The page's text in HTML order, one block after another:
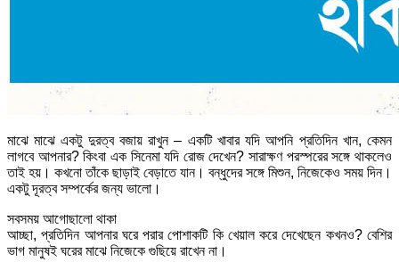
মাঝে মাঝে একটু দুরত্ব বজায় রাখুন – একটি খাবার যদি আপনি প্রতিদিন খান, কেমন
লাগবে আপনার? কিংবা এক সিনেমা যদি রোজ দেখেন? সারাক্ষণ পরস্পরের সঙ্গে থাকলেও
তাই হয়। কখনো তাঁকে ছাড়াই বেড়াতে যান। বন্ধুদের সঙ্গে মিশুন, নিজেকেও সময় দিন।
একটু দূরত্ব সম্পর্কের জন্য ভালো।
সবসময় আগোছালো থাকা
আচ্ছা, প্রতিদিন আপনার ঘরে পরার পোশাকটি কি খেয়াল করে দেখেছেন কখনও? বেশির
ভাগ মানুষই ঘরের মাঝে নিজেকে গুছিয়ে রাখেন না।